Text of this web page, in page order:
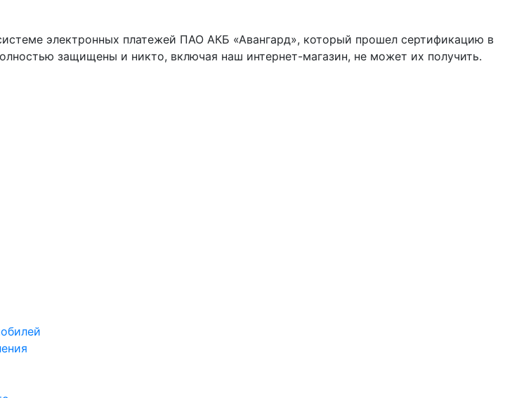
электронных платежей ПАО АКБ «Авангард», который прошел сертификацию в
защищены и никто, включая наш интернет-магазин, не может их получить.